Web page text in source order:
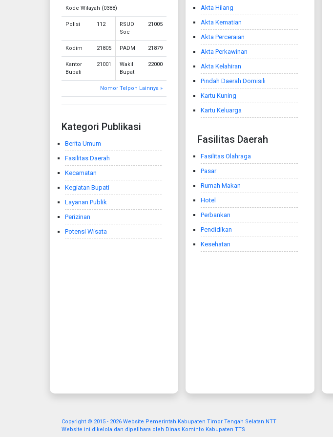
Kode Wilayah (0388)
Polisi 112
RSUD
Soe
21005
Kodim 21805 PADM 21879
Kantor
Bupati
21001
Wakil
Bupati
22000
Nomor Telpon Lainnya »
Kategori Publikasi
Berita Umum
Fasilitas Daerah
Kecamatan
Kegiatan Bupati
Layanan Publik
Perizinan
Potensi Wisata
Akta Hilang
Akta Kematian
Akta Perceraian
Akta Perkawinan
Akta Kelahiran
Pindah Daerah Domisili
Kartu Kuning
Kartu Keluarga
Fasilitas Daerah
Fasilitas Olahraga
Pasar
Rumah Makan
Hotel
Perbankan
Pendidikan
Kesehatan
Copyright © 2015 - 2026 Website Pemerintah Kabupaten Timor Tengah Selatan NTT
Website ini dikelola dan dipelihara oleh Dinas Kominfo Kabupaten TTS